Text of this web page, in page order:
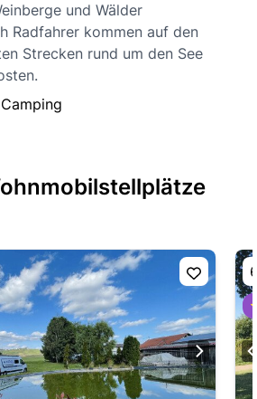
und Wälder
Radfahrer kommen auf den
Strecken rund um den See